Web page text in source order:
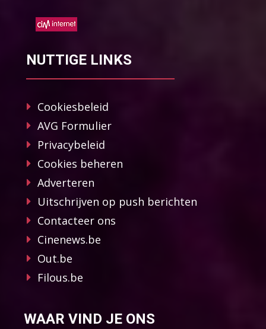
NUTTIGE LINKS
Cookiesbeleid
AVG Formulier
Privacybeleid
Cookies beheren
Adverteren
Uitschrijven op push berichten
Contacteer ons
Cinenews.be
Out.be
Filous.be
WAAR VIND JE ONS